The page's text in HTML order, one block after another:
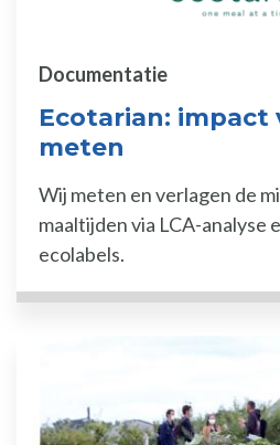
Ecotarian: impact
meten
Documentatie
Wij meten en verlagen de
maaltijden via LCA-analyse
ecolabels.